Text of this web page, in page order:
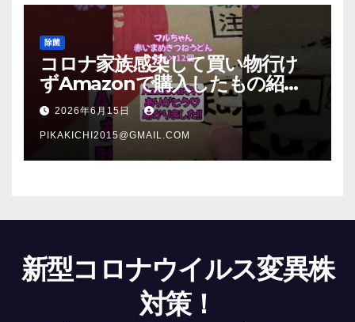
除菌
コロナ家族感染して買い物行け
ずAmazonで購入したもの紹
介 #Shorts
2026年6月15日
PIKAKICHI2015@GMAIL.COM
新型コロナウイルス変異株
対策！